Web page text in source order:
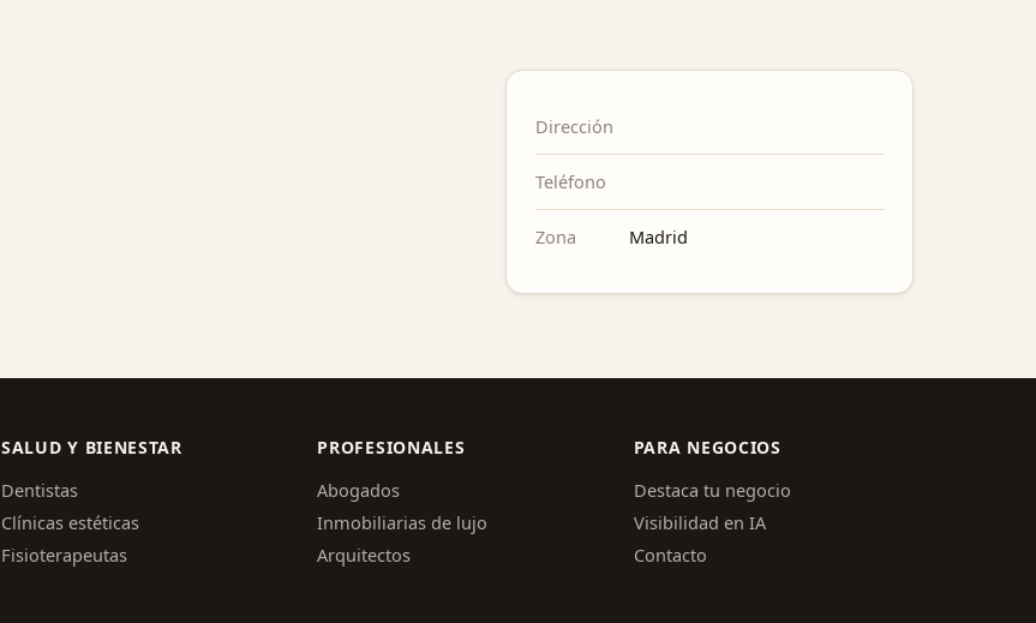
Dirección
Teléfono
Zona Madrid
SALUD Y BIENESTAR
Dentistas
Clínicas estéticas
Fisioterapeutas
PROFESIONALES
Abogados
Inmobiliarias de lujo
Arquitectos
PARA NEGOCIOS
Destaca tu negocio
Visibilidad en IA
Contacto